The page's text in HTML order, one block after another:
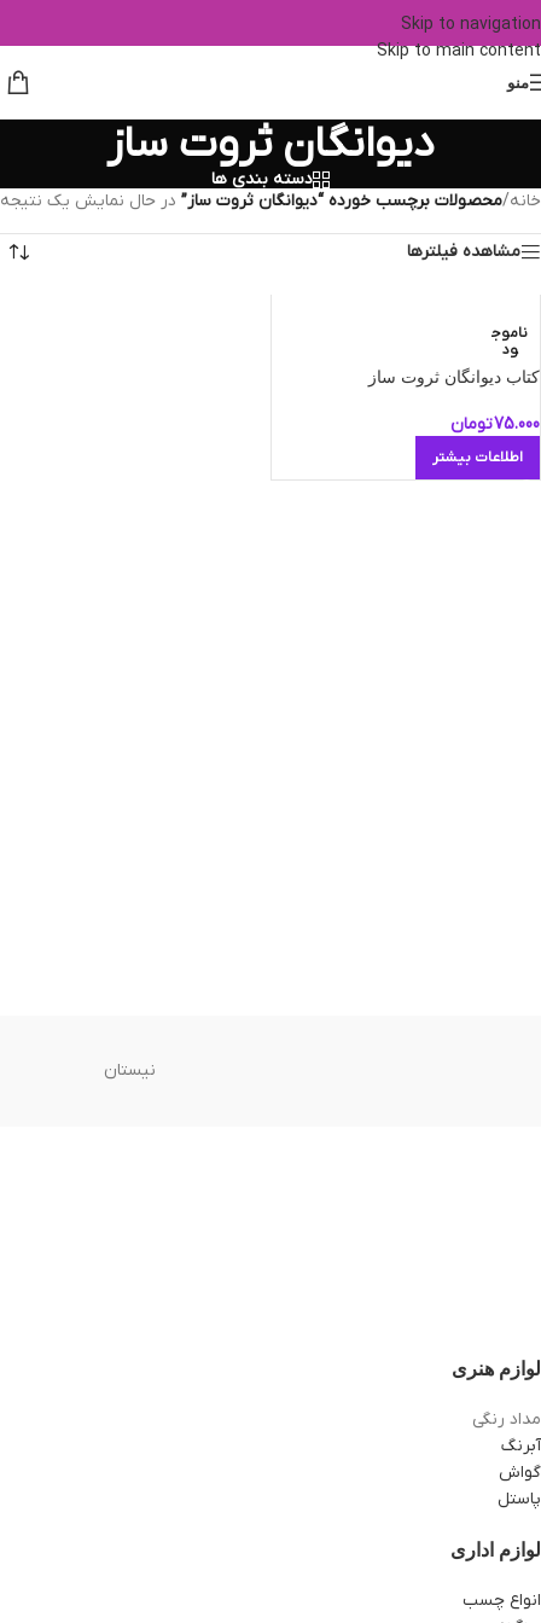
Skip to navigation
Skip to main content
منو
دیوانگان ثروت ساز
دسته بندی ها
خانه/محصولات برچسب خورده “دیوانگان ثروت ساز” در حال نمایش یک نتیجه
مشاهده فیلترها
ناموج
ود
کتاب دیوانگان ثروت‌ ساز
75.000تومان
اطلاعات بیشتر
نیستان
لوازم هنری
مداد رنگی
آبرنگ
گواش
پاستل
لوازم اداری
انواع چسب